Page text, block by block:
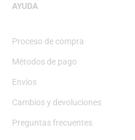
AYUDA
Proceso de compra
Métodos de pago
Envíos
Cambios y devoluciones
Preguntas frecuentes